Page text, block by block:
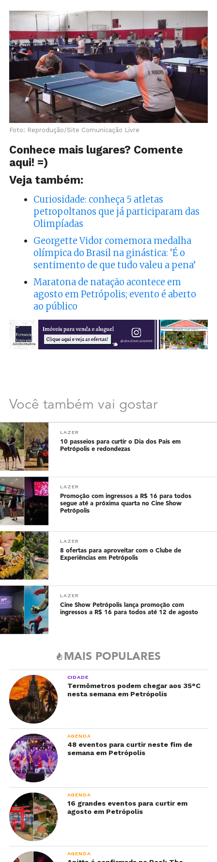
Foto: Reprodução/Site Comunicação Livre
Conhece mais lugares? Comente
aqui! =)
Veja também:
Curiosidade: conheça 5 atletas
petropoltanos que já participaram das
Olimpíadas
Georgette Vidor comemora medalha
olímpica do Brasil na ginástica: ‘É o
sentimento de que tudo valeu a pena’
Maratona de natação acontece em
agosto em Petrópolis; evento é aberto
ao público
Você também vai gostar
LAZER
10 passeios para curtir o Dia dos Pais em
Petrópolis e redondezas
LAZER
Promoção com ingressos a R$ 16 para todos
segue até a próxima quarta no Cine Show
Petrópolis
LAZER
8 ofertas para aproveitar com o Clube de
Experiências em Petrópolis
LAZER
Cine Show Petrópolis lança promoção com
ingressos a R$ 16 para todos até 12 de agosto
MAIS POPULARES
CIDADE
Termômetros podem chegar aos 35°C
nesta semana em Petrópolis
AGENDA
48 eventos para curtir neste fim de
semana em Petrópolis
AGENDA
16 grandes eventos para curtir em
agosto em Petrópolis
AGENDA